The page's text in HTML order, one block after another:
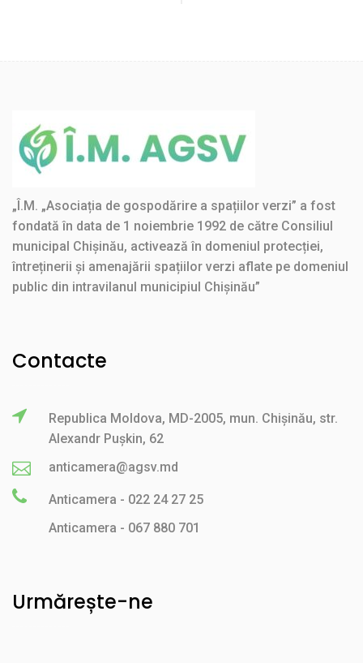
„Î.M. „Asociația de gospodărire a spațiilor verzi” a fost
fondată în data de 1 noiembrie 1992 de către Consiliul
municipal Chișinău, activează în domeniul protecției,
întreținerii și amenajării spațiilor verzi aflate pe domeniul
public din intravilanul municipiul Chișinău”
Contacte
Republica Moldova, MD-2005, mun. Chișinău, str.
Alexandr Pușkin, 62
anticamera@agsv.md
Anticamera - 022 24 27 25
Anticamera - 067 880 701
Urmărește-ne